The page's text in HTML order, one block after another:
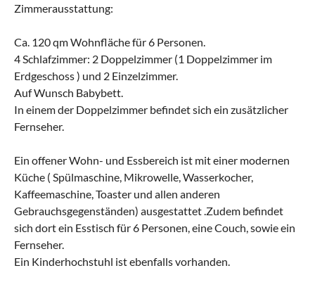
Zimmerausstattung:
Ca. 120 qm Wohnfläche für 6 Personen.
4 Schlafzimmer: 2 Doppelzimmer (1 Doppelzimmer im
Erdgeschoss ) und 2 Einzelzimmer.
Auf Wunsch Babybett.
In einem der Doppelzimmer befindet sich ein zusätzlicher
Fernseher.
Ein offener Wohn- und Essbereich ist mit einer modernen
Küche ( Spülmaschine, Mikrowelle, Wasserkocher,
Kaffeemaschine, Toaster und allen anderen
Gebrauchsgegenständen) ausgestattet .Zudem befindet
sich dort ein Esstisch für 6 Personen, eine Couch, sowie ein
Fernseher.
Ein Kinderhochstuhl ist ebenfalls vorhanden.